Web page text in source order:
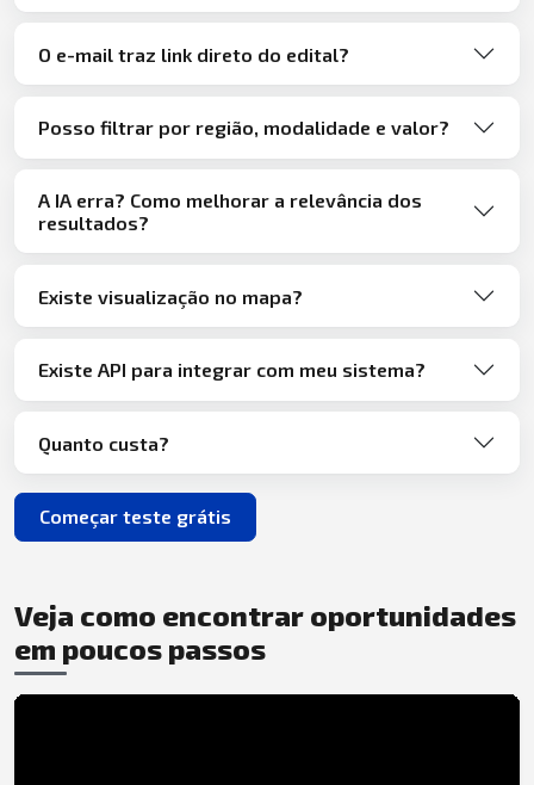
O e-mail traz link direto do edital?
Posso filtrar por região, modalidade e valor?
A IA erra? Como melhorar a relevância dos
resultados?
Existe visualização no mapa?
Existe API para integrar com meu sistema?
Quanto custa?
Começar teste grátis
Veja como encontrar oportunidades
em poucos passos